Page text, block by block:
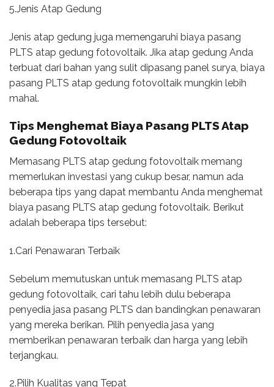
5.Jenis Atap Gedung
Jenis atap gedung juga memengaruhi biaya pasang
PLTS atap gedung fotovoltaik. Jika atap gedung Anda
terbuat dari bahan yang sulit dipasang panel surya, biaya
pasang PLTS atap gedung fotovoltaik mungkin lebih
mahal.
Tips Menghemat Biaya Pasang PLTS Atap
Gedung Fotovoltaik
Memasang PLTS atap gedung fotovoltaik memang
memerlukan investasi yang cukup besar, namun ada
beberapa tips yang dapat membantu Anda menghemat
biaya pasang PLTS atap gedung fotovoltaik. Berikut
adalah beberapa tips tersebut:
1.Cari Penawaran Terbaik
Sebelum memutuskan untuk memasang PLTS atap
gedung fotovoltaik, cari tahu lebih dulu beberapa
penyedia jasa pasang PLTS dan bandingkan penawaran
yang mereka berikan. Pilih penyedia jasa yang
memberikan penawaran terbaik dan harga yang lebih
terjangkau.
2.Pilih Kualitas yang Tepat